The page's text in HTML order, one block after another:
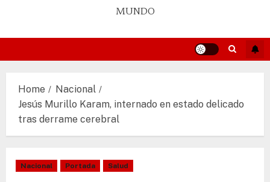
MUNDO
Home
Nacional
Jesús Murillo Karam, internado en estado delicado
tras derrame cerebral
Nacional Portada Salud